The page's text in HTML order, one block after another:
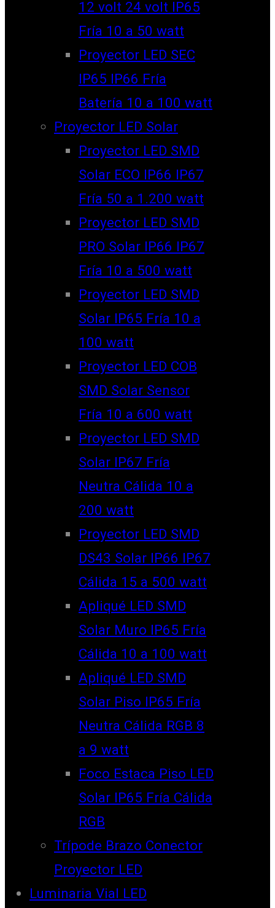
12 volt 24 volt IP65
Fría 10 a 50 watt
Proyector LED SEC
IP65 IP66 Fría
Batería 10 a 100 watt
Proyector LED Solar
Proyector LED SMD
Solar ECO IP66 IP67
Fría 50 a 1.200 watt
Proyector LED SMD
PRO Solar IP66 IP67
Fría 10 a 500 watt
Proyector LED SMD
Solar IP65 Fría 10 a
100 watt
Proyector LED COB
SMD Solar Sensor
Fría 10 a 600 watt
Proyector LED SMD
Solar IP67 Fría
Neutra Cálida 10 a
200 watt
Proyector LED SMD
DS43 Solar IP66 IP67
Cálida 15 a 500 watt
Apliqué LED SMD
Solar Muro IP65 Fría
Cálida 10 a 100 watt
Apliqué LED SMD
Solar Piso IP65 Fría
Neutra Cálida RGB 8
a 9 watt
Foco Estaca Piso LED
Solar IP65 Fría Cálida
RGB
Trípode Brazo Conector
Proyector LED
Luminaria Vial LED